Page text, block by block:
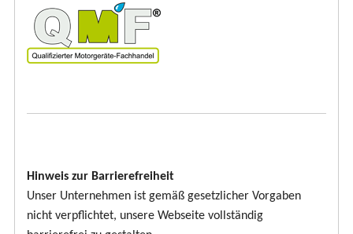
Hinweis zur Barrierefreiheit
Unser Unternehmen ist gemäß gesetzlicher Vorgaben
nicht verpflichtet, unsere Webseite vollständig